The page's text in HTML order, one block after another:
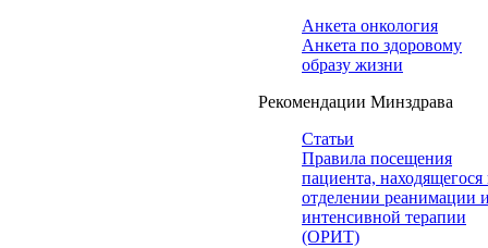
Анкета онкология
Анкета по здоровому
образу жизни
Рекомендации Минздрава
Статьи
Правила посещения
пациента, находящегося
отделении реанимации и
интенсивной терапии
(ОРИТ)